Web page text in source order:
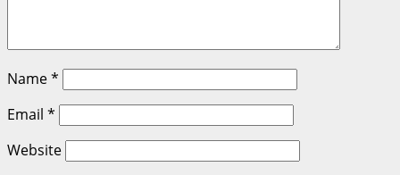
Name*
Email *
Website